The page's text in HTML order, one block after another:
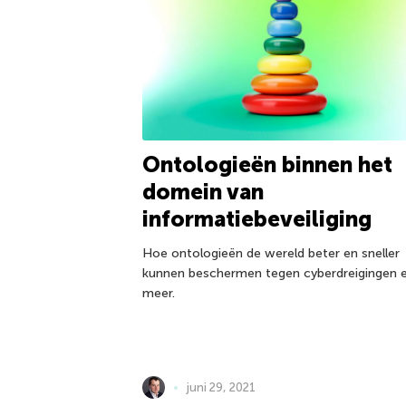
Ontologieën binnen het
domein van
informatiebeveiliging
Hoe ontologieën de wereld beter en sneller
kunnen beschermen tegen cyberdreigingen
meer.
juni 29, 2021